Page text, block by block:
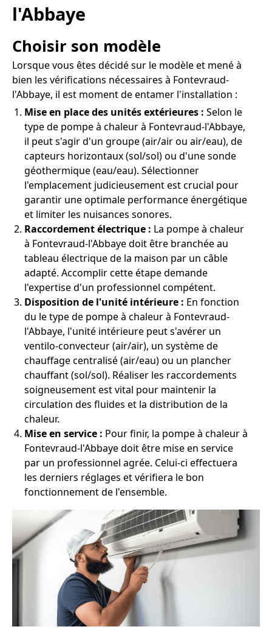
l'Abbaye
Choisir son modèle
Lorsque vous êtes décidé sur le modèle et mené à
bien les vérifications nécessaires à Fontevraud-
l'Abbaye, il est moment de entamer l'installation :
Mise en place des unités extérieures : Selon le
type de pompe à chaleur à Fontevraud-l'Abbaye,
il peut s'agir d'un groupe (air/air ou air/eau), de
capteurs horizontaux (sol/sol) ou d'une sonde
géothermique (eau/eau). Sélectionner
l'emplacement judicieusement est crucial pour
garantir une optimale performance énergétique
et limiter les nuisances sonores.
Raccordement électrique : La pompe à chaleur
à Fontevraud-l'Abbaye doit être branchée au
tableau électrique de la maison par un câble
adapté. Accomplir cette étape demande
l'expertise d'un professionnel compétent.
Disposition de l'unité intérieure : En fonction
du le type de pompe à chaleur à Fontevraud-
l'Abbaye, l'unité intérieure peut s'avérer un
ventilo-convecteur (air/air), un système de
chauffage centralisé (air/eau) ou un plancher
chauffant (sol/sol). Réaliser les raccordements
soigneusement est vital pour maintenir la
circulation des fluides et la distribution de la
chaleur.
Mise en service : Pour finir, la pompe à chaleur à
Fontevraud-l'Abbaye doit être mise en service
par un professionnel agrée. Celui-ci effectuera
les derniers réglages et vérifiera le bon
fonctionnement de l'ensemble.